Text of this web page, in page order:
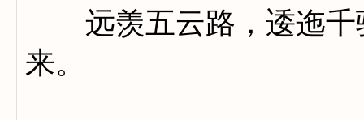
远羡五云路，逶迤千
来。